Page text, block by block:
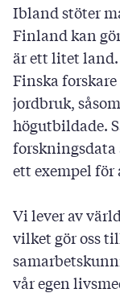
Ibland stöter
Finland kan
är ett litet land.
Finska
jordbruk,
högutbildade.
forskningsdata
ett exempel för
Vi lever av
vilket gör oss
vår egen